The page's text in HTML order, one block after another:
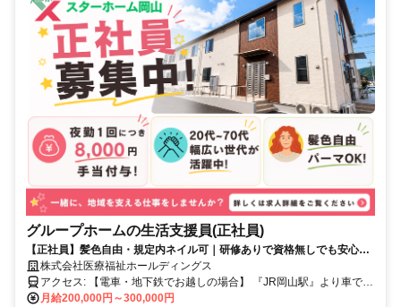
グループホームの生活支援員(正社員)
【正社員】髪色自由・規定内ネイル可｜研修ありで資格無しでも安心ス
タート｜夜勤あり1回8,000円｜生活サポート
株式会社医療福祉ホールディングス
アクセス: 【電車・地下鉄でお越しの場合】 『JR岡山駅』より車で20
分。JR津山線『玉柏駅』より徒歩27分 【バスでお越しの場合】 宇野
月給200,000円～300,000円